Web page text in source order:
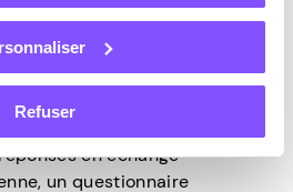
Refuser
sondages rémunérés.
prêtes à payer pour
et des préférences
en échange
un questionnaire